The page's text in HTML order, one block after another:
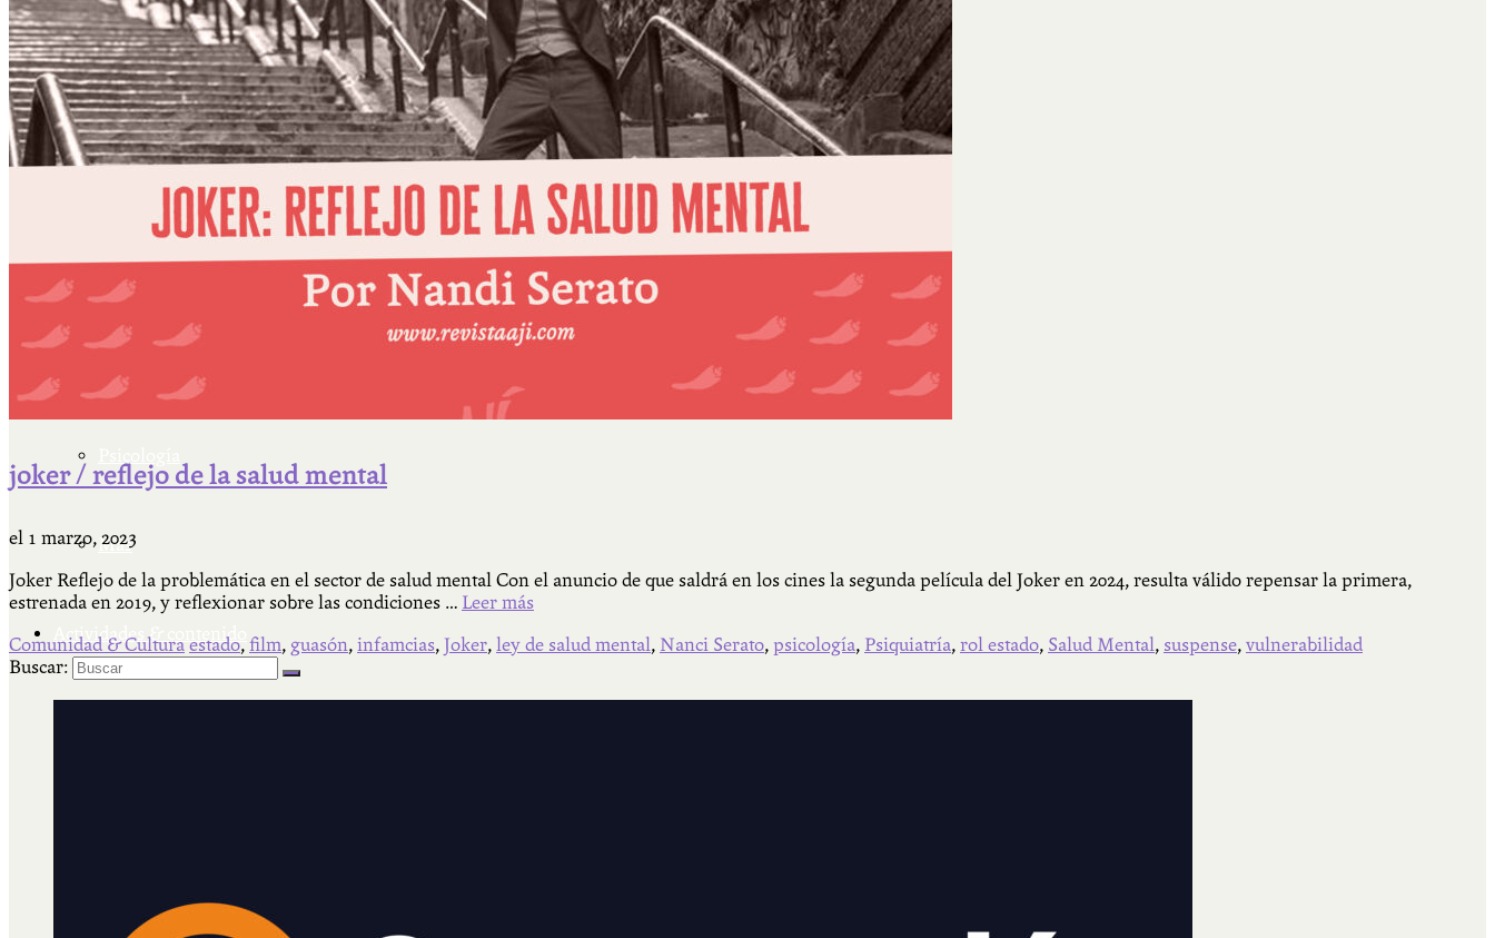
Escriben & participan
Actualidad y sociedad
Educación
Literatura
Más
Actividades & contenido
Feria del Libro Venado Tuerto 2022-2025
joker / reflejo de la salud mental
el 1 marzo, 2023
Joker Reflejo de la problemática en el sector de salud mental Con el anuncio de que saldrá en los cines la segunda película del Joker en 2024, resulta válido repensar la primera,
estrenada en 2019, y reflexionar sobre las condiciones … Leer más
Comunidad & Cultura estado, film, guasón, infamcias, Joker, ley de salud mental, Nanci Serato, psicología, Psiquiatría, rol estado, Salud Mental, suspense, vulnerabilidad
Buscar: